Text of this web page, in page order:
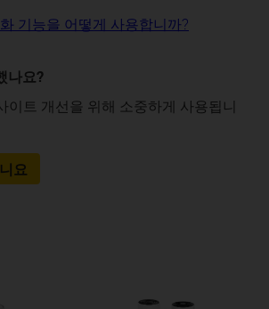
기능을 어떻게 사용합니까?
나요?
이트 개선을 위해 소중하게 사용됩니
요